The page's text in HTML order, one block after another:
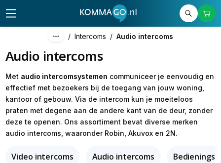
/ Intercoms / Audio intercoms
Audio intercoms
Met audio intercomsystemen communiceer je eenvoudig en
effectief met bezoekers bij de toegang van jouw woning,
kantoor of gebouw. Via de intercom kun je moeiteloos
praten met degene aan de andere kant van de deur, zonder
deze te openen. Ons assortiment bevat diverse merken
audio intercoms, waaronder Robin, Akuvox en 2N.
Video intercoms Audio intercoms